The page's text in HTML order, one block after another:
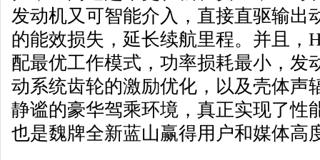
发动机又可智能介入，直接直驱输出
的能效损失，延长续航里程。并且，
配最优工作模式，功率损耗最小，发
动系统齿轮的激励优化，以及壳体声
静谧的豪华驾乘环境，真正实现了性
也是魏牌全新蓝山赢得用户和媒体高